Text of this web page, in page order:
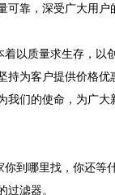
可靠，深受广大用户
以质量求生存，以
持为客户提供价格
我们的使命，为广
到哪里找，你还等
过滤器。